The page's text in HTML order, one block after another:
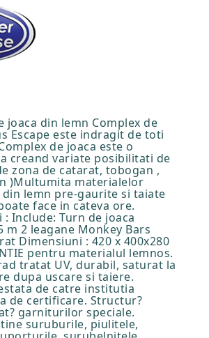
joaca din lemn Complex de
Escape este indragit de toti
de joaca este o
creand variate posibilitati de
zona de catarat, tobogan ,
)Multumita materialelor
lemn pre-gaurite si taiate
face in cateva ore.
Include: Turn de joaca
m 2 leagane Monkey Bars
Dimensiuni : 420 x 400x280
pentru materialul lemnos.
tratat UV, durabil, saturat la
dupa uscare si taiere.
de catre institutia
de certificare. Structur?
garniturilor speciale.
suruburile, piulitele,